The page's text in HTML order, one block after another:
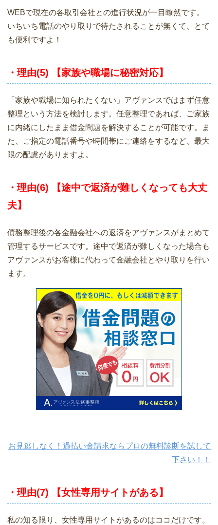
WEBで現在の各取引会社との進行状況が一目瞭然です。
いちいち電話のやり取りで待たされることが無くて、とて
も便利ですよ！
・理由(5) 【家族や職場に秘密対応】
「家族や職場に知られたくない」アヴァンスではまず任意
整理という方法を検討します。任意整理であれば、ご家族
に内緒にしたまま借金問題を解決することが可能です。ま
た、ご指定の電話番号や時間帯にご連絡をするなど、最大
限の配慮がありますよ。
・理由(6) 【途中で返済が難しくなっても大丈
夫】
債務整理後の各金融会社への返済をアヴァンスがまとめて
管理するサービスです。途中で返済が難しくなった場合も
アヴァンスがお客様に代わって金融会社とやり取りを行い
ます。
お見逃しなく！過払い金請求ならプロの無料診断を試して
下さい！！
・理由(7) 【女性専用サイトがある】
私の知る限り、女性専用サイトがあるのはココだけです。